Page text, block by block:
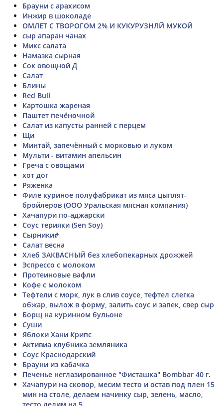
Брауни с арахисом
Инжир в шоколаде
ОМЛЕТ С ТВОРОГОМ 2% И КУКУРУЗНЛЙ МУКОЙ
сыр апаран чанах
Микс салата
Намазка сырная
Сок овощной Д
Салат
Блины
Red Bull
Картошка жареная
Паштет печёночной
Салат из капусты ранней с перцем
Щи
Минтай, запечённый с морковью и луком
Мульти - витамин апельсин
Греча с овощами
хот дог
Ряженка
Филе куриное полуфабрикат из мяса цыплят-
бройлеров (ООО Уральская мясная компания)
Хачапури по-аджарски
Соус терияки (Sen Soy)
Сырники#
Салат весна
Хлеб ЗАКВАСНЫЙ без хлебопекарных дрожжей
Эспрессо с молоком
Протеиновые вафли
Кофе с молоком
Тефтели с морк, лук в слив соусе, тефтел слегка
обжар, вылож в форму, залить соус и запек, свер сыр
Борщ на куринном бульоне
Суши
Яблоки Хани Крипс
Активиа клубника земляника
Соус Краснодарский
Брауни из кабачка
Печенье неглазированное "Фисташка" Bombbar 40 г.
Хачапури на сковор, месим тесто и остав под плен 15
мин на столе, делаем начинку сыр, зелень, масло,